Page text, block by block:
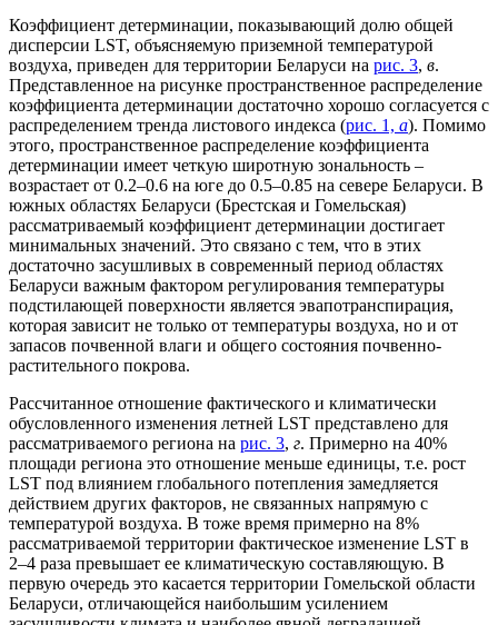
Коэффициент детерминации, показывающий долю общей
дисперсии LST, объясняемую приземной температурой
воздуха, приведен для территории Беларуси на рис. 3, в.
Представленное на рисунке пространственное распределение
коэффициента детерминации достаточно хорошо согласуется с
распределением тренда листового индекса (рис. 1, a). Помимо
этого, пространственное распределение коэффициента
детерминации имеет четкую широтную зональность –
возрастает от 0.2–0.6 на юге до 0.5–0.85 на севере Беларуси. В
южных областях Беларуси (Брестская и Гомельская)
рассматриваемый коэффициент детерминации достигает
минимальных значений. Это связано с тем, что в этих
достаточно засушливых в современный период областях
Беларуси важным фактором регулирования температуры
подстилающей поверхности является эвапотранспирация,
которая зависит не только от температуры воздуха, но и от
запасов почвенной влаги и общего состояния почвенно-
растительного покрова.
Рассчитанное отношение фактического и климатически
обусловленного изменения летней LST представлено для
рассматриваемого региона на рис. 3, г. Примерно на 40%
площади региона это отношение меньше единицы, т.е. рост
LST под влиянием глобального потепления замедляется
действием других факторов, не связанных напрямую с
температурой воздуха. В тоже время примерно на 8%
рассматриваемой территории фактическое изменение LST в
2–4 раза превышает ее климатическую составляющую. В
первую очередь это касается территории Гомельской области
Беларуси, отличающейся наибольшим усилением